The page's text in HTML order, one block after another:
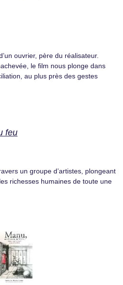
ouvrier, père du réalisateur.
le film nous plonge dans
au plus près des gestes
feu
un groupe d’artistes, plongeant
richesses humaines de toute une